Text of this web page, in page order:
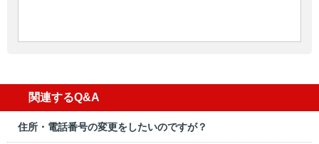
関連するQ&A
住所・電話番号の変更をしたいのですが？